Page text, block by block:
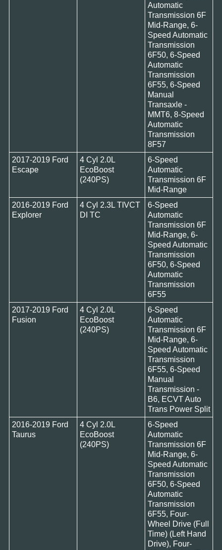
Automatic
Transmission 6F
Mid-Range, 6-
Speed Automatic
Transmission
6F50, 6-Speed
Automatic
Transmission
6F55, 6-Speed
Manual
Transaxle -
MMT6, 8-Speed
Automatic
Transmission
8F57
2017-2019 Ford
Escape
4 Cyl 2.0L
EcoBoost
(240PS)
6-Speed
Automatic
Transmission 6F
Mid-Range
2016-2019 Ford
Explorer
4 Cyl 2.3L TIVCT
DI TC
6-Speed
Automatic
Transmission 6F
Mid-Range, 6-
Speed Automatic
Transmission
6F50, 6-Speed
Automatic
Transmission
6F55
2017-2019 Ford
Fusion
4 Cyl 2.0L
EcoBoost
(240PS)
6-Speed
Automatic
Transmission 6F
Mid-Range, 6-
Speed Automatic
Transmission
6F55, 6-Speed
Manual
Transmission -
B6, ECVT Auto
Trans Power Split
2016-2019 Ford
Taurus
4 Cyl 2.0L
EcoBoost
(240PS)
6-Speed
Automatic
Transmission 6F
Mid-Range, 6-
Speed Automatic
Transmission
6F50, 6-Speed
Automatic
Transmission
6F55, Four-
Wheel Drive (Full
Time) (Left Hand
Drive), Four-